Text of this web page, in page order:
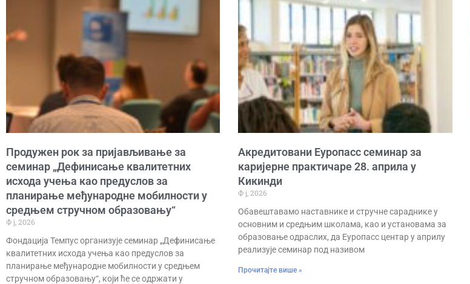
Продужен рок за пријављивање за
семинар „Дефинисање квалитетних
исхода учења као предуслов за
планирање међународне мобилности у
средњем стручном образовању“
Ф ј, 2026
Фондација Темпус организује семинар „Дефинисање
квалитетних исхода учења као предуслов за
планирање међународне мобилности у средњем
стручном образовању“, који ће се одржати у
Акредитовани Еуропасс семинар за
каријерне практичаре 28. априла у
Кикинди
Ф ј, 2026
Обавештавамо наставнике и стручне сараднике у
основним и средњим школама, као и установама за
образовање одраслих, да Еуропасс центар у априлу
реализује семинар под називом
Прочитајте више »